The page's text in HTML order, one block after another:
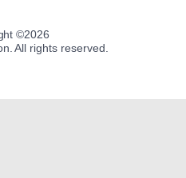
©2026
All rights reserved.